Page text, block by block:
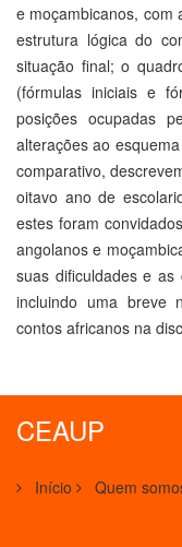
e moçambicanos, com
estrutura lógica do
situação final; o
(fórmulas iniciais e
posições ocupadas
alterações ao
comparativo,
oitavo ano de
estes foram
angolanos e
suas dificuldades e as
incluindo uma breve
contos africanos na
CEAUP
Início Quem